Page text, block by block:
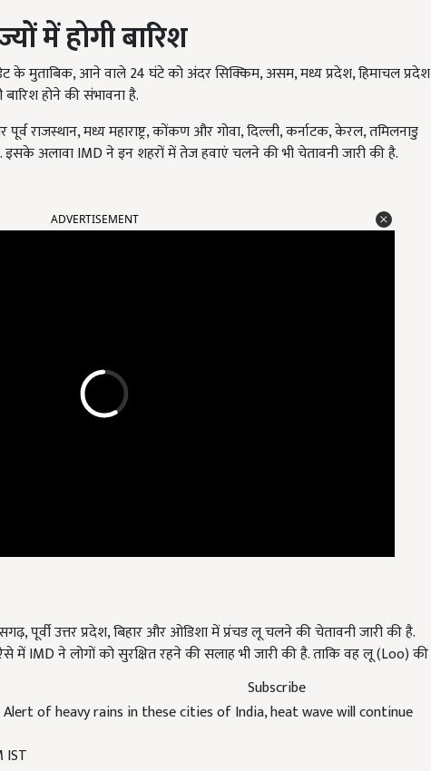
Subscribe
में होगी बारिश
के मुताबिक, आने वाले 24 घंटे को अंदर सिक्किम, असम, मध्य प्रदेश, हिमाचल प्रदेश
होने की संभावना है.
राजस्थान, मध्य महाराष्ट्र, कोंकण और गोवा, दिल्ली,कर्नाटक, केरल, तमिलनाडु
इसके अलावा IMD ने इन शहरों में तेज हवाएं चलने की भी चेतावनी जारी की है.
ADVERTISEMENT
पूर्वी उत्तर प्रदेश,बिहार और ओडिशा में प्रंचड लू चलने की चेतावनी जारी की है.
मेंIMD ने लोगों को सुरक्षित रहने की सलाह भी जारी की है. ताकि वह लू (Loo) की
of heavy rains in these cities of India, heat wave will continue
IST